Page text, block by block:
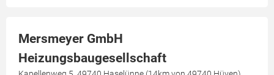
Mersmeyer GmbH
Heizungsbaugesellschaft